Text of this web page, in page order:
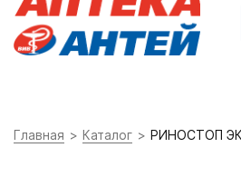
Главная Каталог РИНОСТОП